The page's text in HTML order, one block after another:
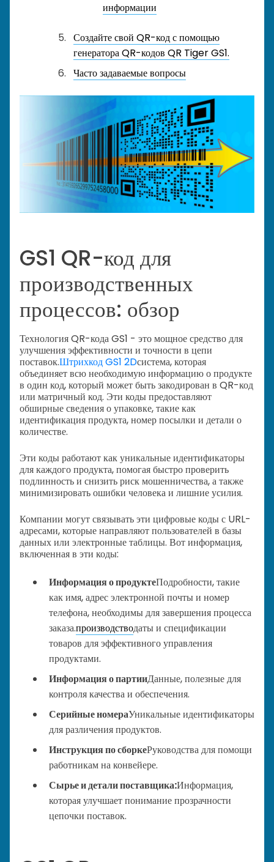
информации
Создайте свой QR-код с помощью
генератора QR-кодов QR Tiger GS1.
Часто задаваемые вопросы
GS1 QR-код для
производственных
процессов: обзор
Технология QR-кода GS1 - это мощное средство для
улучшения эффективности и точности в цепи
поставок.Штрихкод GS1 2Dсистема, которая
объединяет всю необходимую информацию о продукте
в один код, который может быть закодирован в QR-код
или матричный код. Эти коды предоставляют
обширные сведения о упаковке, такие как
идентификация продукта, номер посылки и детали о
количестве.
Эти коды работают как уникальные идентификаторы
для каждого продукта, помогая быстро проверить
подлинность и снизить риск мошенничества, а также
минимизировать ошибки человека и лишние усилия.
Компании могут связывать эти цифровые коды с URL-
адресами, которые направляют пользователей в базы
данных или электронные таблицы. Вот информация,
включенная в эти коды:
Информация о продуктеПодробности, такие
как имя, адрес электронной почты и номер
телефона, необходимы для завершения процесса
заказа.производстводаты и спецификации
товаров для эффективного управления
продуктами.
Информация о партииДанные, полезные для
контроля качества и обеспечения.
Серийные номераУникальные идентификаторы
для различения продуктов.
Инструкция по сборкеРуководства для помощи
работникам на конвейере.
Сырье и детали поставщика:Информация,
которая улучшает понимание прозрачности
цепочки поставок.